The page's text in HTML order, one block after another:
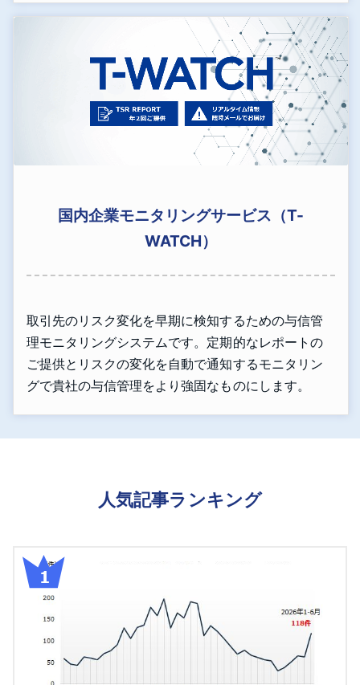
国内企業モニタリングサービス（T-
WATCH）
取引先のリスク変化を早期に検知するための与信管
理モニタリングシステムです。定期的なレポートの
ご提供とリスクの変化を自動で通知するモニタリン
グで貴社の与信管理をより強固なものにします。
人気記事ランキング